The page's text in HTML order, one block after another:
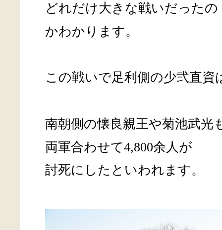
どれだけ大きな戦いだったの
かわかります。
この戦いで足利側の少弐直資
南朝側の懐良親王や菊池武光
両軍合わせて4,800余人が
討死にしたといわれます。